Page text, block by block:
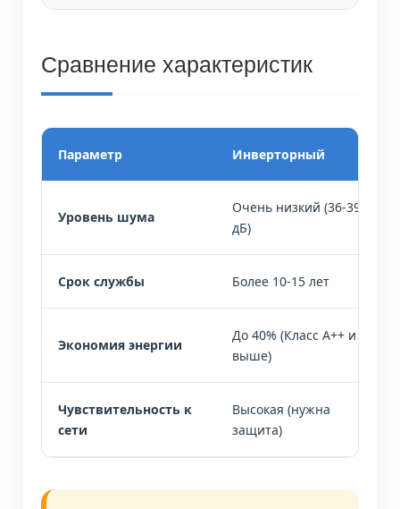
Сравнение характеристик
Параметр Инверторный
Уровень шума
Очень низкий (36-39
дБ)
Срок службы Более 10-15 лет
Экономия энергии
До 40% (Класс А++ и
выше)
Чувствительность к
сети
Высокая (нужна
защита)